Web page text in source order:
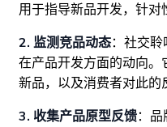
用于指导新品开发，针对
2. 监测竞品动态：社交
在产品开发方面的动向
新品，以及消费者对此的
3. 收集产品原型反馈：